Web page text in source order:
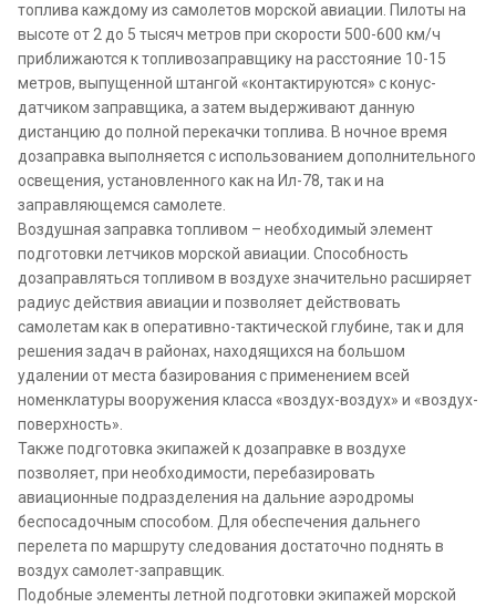
топлива каждому из самолетов морской авиации. Пилоты на
высоте от 2 до 5 тысяч метров при скорости 500-600 км/ч
приближаются к топливозаправщику на расстояние 10-15
метров, выпущенной штангой «контактируются» с конус-
датчиком заправщика, а затем выдерживают данную
дистанцию до полной перекачки топлива. В ночное время
дозаправка выполняется с использованием дополнительного
освещения, установленного как на Ил-78, так и на
заправляющемся самолете.
Воздушная заправка топливом – необходимый элемент
подготовки летчиков морской авиации. Способность
дозаправляться топливом в воздухе значительно расширяет
радиус действия авиации и позволяет действовать
самолетам как в оперативно-тактической глубине, так и для
решения задач в районах, находящихся на большом
удалении от места базирования с применением всей
номенклатуры вооружения класса «воздух-воздух» и «воздух-
поверхность».
Также подготовка экипажей к дозаправке в воздухе
позволяет, при необходимости, перебазировать
авиационные подразделения на дальние аэродромы
беспосадочным способом. Для обеспечения дальнего
перелета по маршруту следования достаточно поднять в
воздух самолет-заправщик.
Подобные элементы летной подготовки экипажей морской